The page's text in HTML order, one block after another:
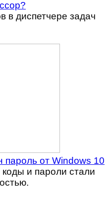
в диспетчере задач
пароль от Windows 10
и пароли стали